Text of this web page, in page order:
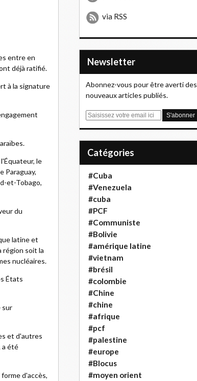
entre en
déjà ratifié.
à la signature
le
Paraguay,
et-Tobago,
du
latine et
région soit la
nucléaires.
États
sur
et d'autres
a été
d'accès,
via RSS
Newsletter
Abonnez-vous pour être averti des
nouveaux articles publiés.
E
Catégories
#Cuba
#Venezuela
#cuba
#PCF
#Communiste
#Bolivie
#amérique latine
#vietnam
#brésil
#colombie
#Chine
#chine
#afrique
#pcf
#palestine
#europe
#Blocus
#moyen orient